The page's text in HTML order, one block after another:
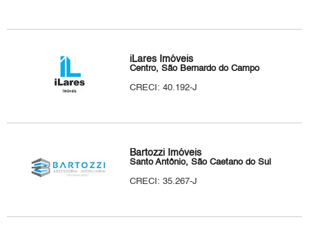
iLares Imóveis
Centro, São Bernardo do Campo
CRECI: 40.192-J
Bartozzi Imóveis
Santo Antônio, São Caetano do Sul
CRECI: 35.267-J